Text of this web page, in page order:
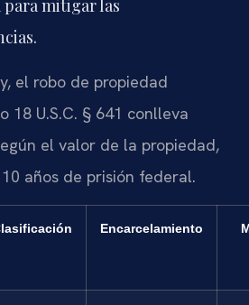
mitigar las
el robo de propiedad
18 U.S.C. § 641 conlleva
el valor de la propiedad,
años de prisión federal.
Encarcelamiento